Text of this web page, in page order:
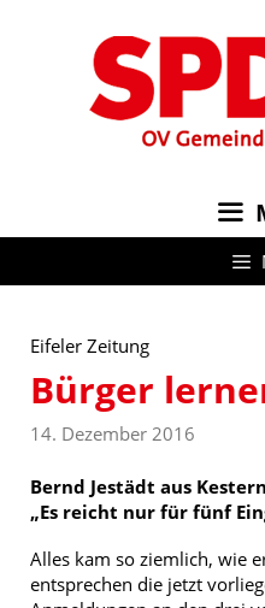
Eifeler Zeitung
Bürger
14. Dezember 2016
Bernd Jestädt aus
„Es reicht nur für fünf
Alles kam so ziemlich, wie
entsprechen die jetzt